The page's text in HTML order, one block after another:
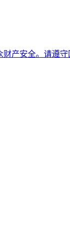
产安全。请遵